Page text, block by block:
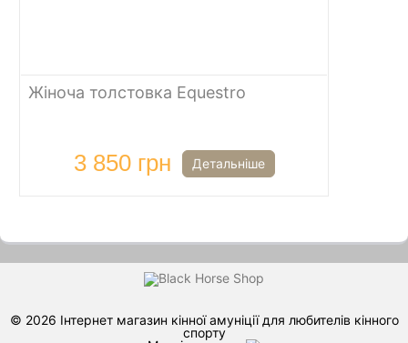
Жіноча толстовка Equestro
3 850 грн Детальніше
© 2026 Інтернет магазин кінної амуніції для любителів кінного
спорту